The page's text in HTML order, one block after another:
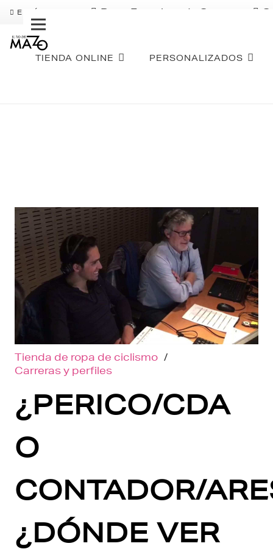
ENVÍO GRATIS Pago Fraccionado Sequra
TIENDA ONLINE PERSONALIZADOS
Tienda de ropa de ciclismo /
Carreras y perfiles
¿PERICO/CDA
O
CONTADOR/
¿DÓNDE VER